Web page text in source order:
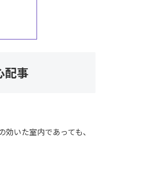
配事
いた室内であっても、